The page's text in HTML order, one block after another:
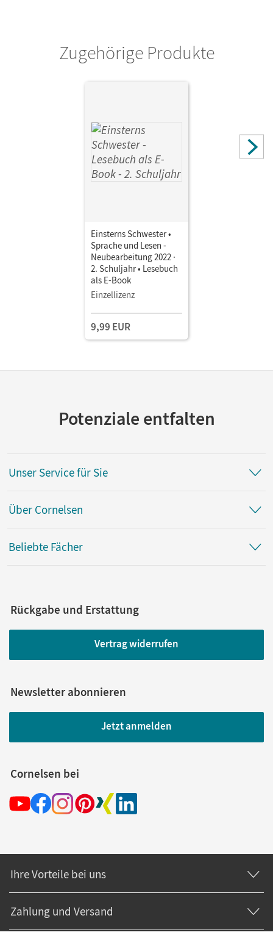
Zugehörige Produkte
Einsterns Schwester •
Sprache und Lesen -
Neubearbeitung 2022 ·
2. Schuljahr • Lesebuch
als E-Book
Einzellizenz
9,99 EUR
Potenziale entfalten
Unser Service für Sie
Über Cornelsen
Beliebte Fächer
Rückgabe und Erstattung
Vertrag widerrufen
Newsletter abonnieren
Jetzt anmelden
Cornelsen bei
Ihre Vorteile bei uns
Zahlung und Versand